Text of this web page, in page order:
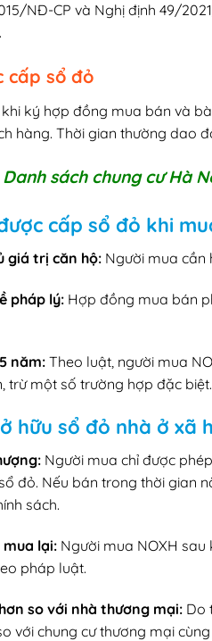
NĐ-CP và Nghị định 49/
cấp sổ đỏ
ký hợp đồng mua bán và
hàng. Thời gian thường dao
Danh sách chung cư Hà
cấp sổ đỏ khi
giá trị căn hộ: Người mua cần
pháp lý: Hợp đồng mua bán
năm: Theo luật, người mua
trừ một số trường hợp đặc
hữu sổ đỏ nhà ở xã
Người mua chỉ được
đỏ. Nếu bán trong thời gian
sách.
lại: Người mua NOXH
pháp luật.
so với nhà thương mại: Do
với chung cư thương mại cùng